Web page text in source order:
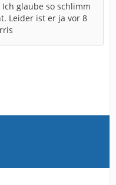
glaube so schlimm
Leider ist er ja vor 8